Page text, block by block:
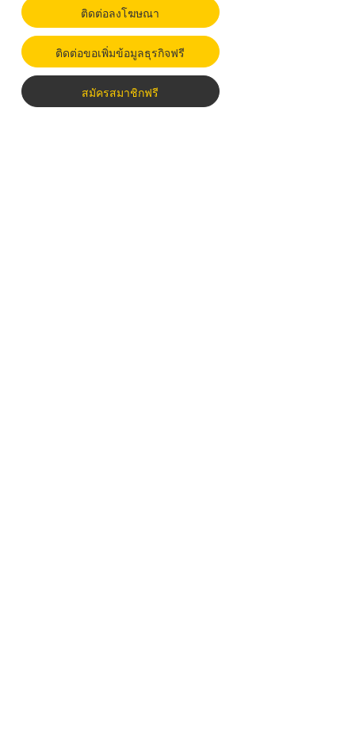
ติดต่อลงโฆษณา
ติดต่อขอเพิ่มข้อมูลธุรกิจฟรี
สมัครสมาชิกฟรี